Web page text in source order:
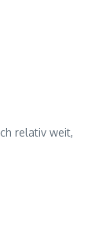
relativ weit,